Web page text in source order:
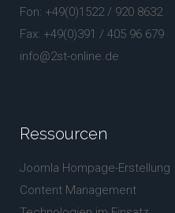
Fon: +49(0)1522 / 920 8632
Fax: +49(0)391 / 405 96 679
info@2st-online.de
Ressourcen
Joomla Hompage-Erstellung
Content Management